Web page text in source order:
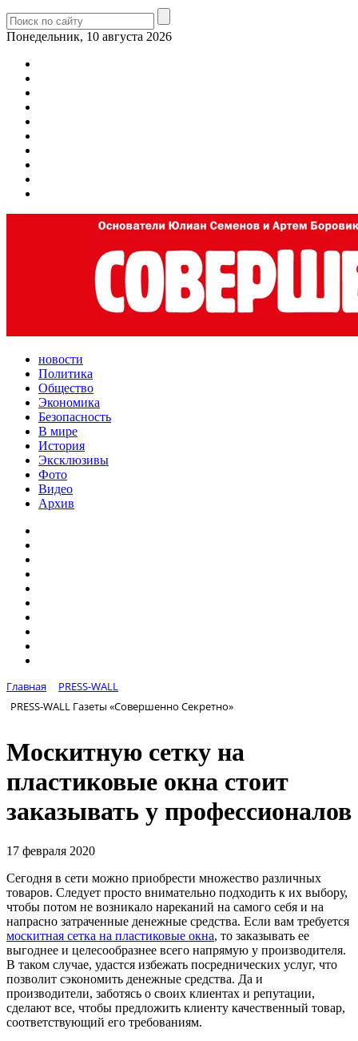
Понедельник, 10 августа 2026
новости
Политика
Общество
Экономика
Безопасность
В мире
История
Эксклюзивы
Фото
Видео
Архив
Главная
PRESS-WALL
PRESS-WALL Газеты «Совершенно Секретно»
Москитную сетку на
пластиковые окна стоит
заказывать у профессионалов
17 февраля 2020
Сегодня в сети можно приобрести множество различных
товаров. Следует просто внимательно подходить к их выбору,
чтобы потом не возникало нареканий на самого себя и на
напрасно затраченные денежные средства. Если вам требуется
москитная сетка на пластиковые окна, то заказывать ее
выгоднее и целесообразнее всего напрямую у производителя.
В таком случае, удастся избежать посреднических услуг, что
позволит сэкономить денежные средства. Да и
производители, заботясь о своих клиентах и репутации,
сделают все, чтобы предложить клиенту качественный товар,
соответствующий его требованиям.